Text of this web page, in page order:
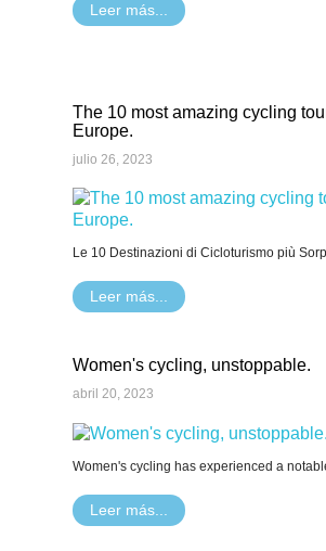
Leer más...
The 10 most amazing cycling
Europe.
julio 26, 2023
Le 10 Destinazioni di Cicloturismo più
Leer más...
Women's cycling, unstoppable.
abril 20, 2023
Women's cycling has experienced a
Leer más...